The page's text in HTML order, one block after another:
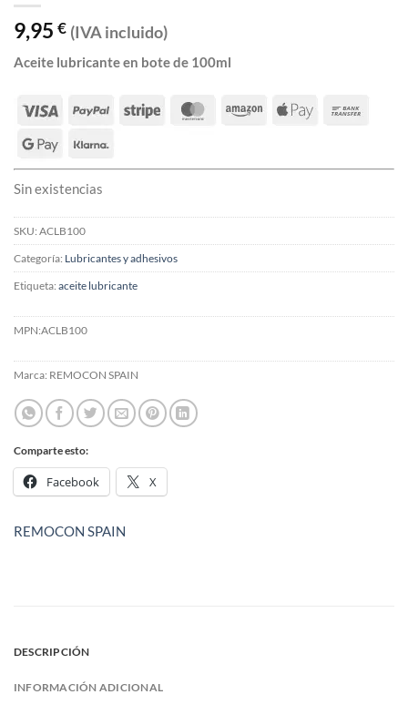
9,95 € (IVA incluido)
Aceite lubricante en bote de 100ml
Sin existencias
SKU: ACLB100
Categoría: Lubricantes y adhesivos
Etiqueta: aceite lubricante
MPN:ACLB100
Marca: REMOCON SPAIN
Comparte esto:
Facebook X
REMOCON SPAIN
DESCRIPCIÓN
INFORMACIÓN ADICIONAL